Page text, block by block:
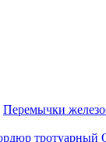
Перемычки
тротуарный